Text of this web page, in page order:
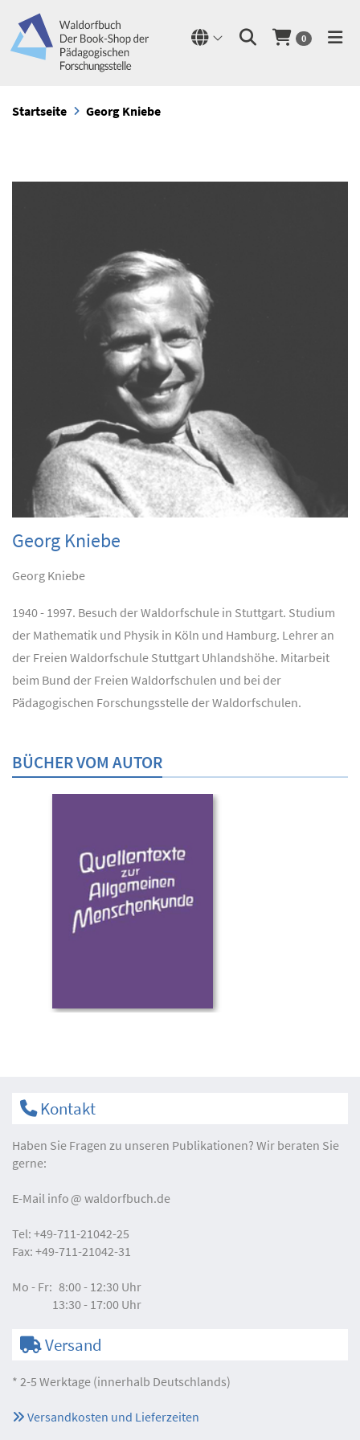
0
Startseite Georg Kniebe
Georg Kniebe
Georg Kniebe
1940 - 1997. Besuch der Waldorfschule in Stuttgart. Studium
der Mathematik und Physik in Köln und Hamburg. Lehrer an
der Freien Waldorfschule Stuttgart Uhlandshöhe. Mitarbeit
beim Bund der Freien Waldorfschulen und bei der
Pädagogischen Forschungsstelle der Waldorfschulen.
BÜCHER VOM AUTOR
Kontakt
Haben Sie Fragen zu unseren Publikationen? Wir beraten Sie
gerne:
E-Mail info waldorfbuch.de
Tel: +49-711-21042-25
Fax: +49-711-21042-31
Mo - Fr: 8:00 - 12:30 Uhr
13:30 - 17:00 Uhr
Versand
* 2-5 Werktage (innerhalb Deutschlands)
Versandkosten und Lieferzeiten